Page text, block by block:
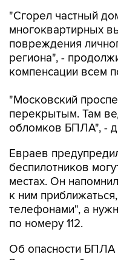
"Сгорел частный
многоквартирных
повреждения
региона", -
компенсации всем
"Московский
перекрытым. Там
обломков БПЛА", -
Евраев
беспилотников
местах. Он
к ним
телефонами", а
по номеру 112.
Об опасности БПЛА